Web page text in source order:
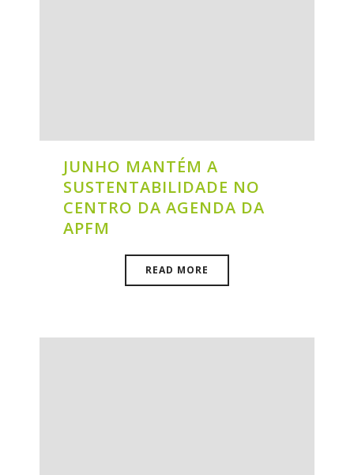
JUNHO MANTÉM A
SUSTENTABILIDADE NO
CENTRO DA AGENDA DA
APFM
READ MORE